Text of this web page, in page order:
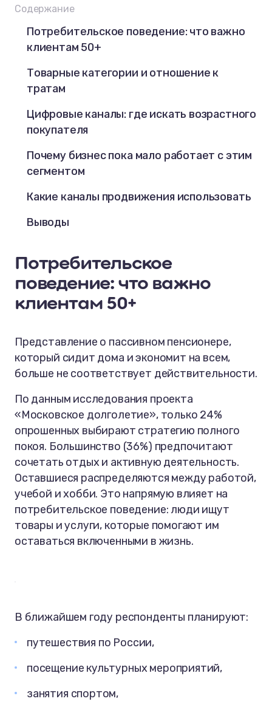
Содержание
Потребительское поведение: что важно
клиентам 50+
Товарные категории и отношение к
тратам
Цифровые каналы: где искать возрастного
покупателя
Почему бизнес пока мало работает с этим
сегментом
Какие каналы продвижения использовать
Выводы
Потребительское
поведение: что важно
клиентам 50+
Представление о пассивном пенсионере,
который сидит дома и экономит на всем,
больше не соответствует действительности.
По данным исследования проекта
«Московское долголетие», только 24%
опрошенных выбирают стратегию полного
покоя. Большинство (36%) предпочитают
сочетать отдых и активную деятельность.
Оставшиеся распределяются между работой,
учебой и хобби. Это напрямую влияет на
потребительское поведение: люди ищут
товары и услуги, которые помогают им
оставаться включенными в жизнь.
В ближайшем году респонденты планируют:
путешествия по России,
посещение культурных мероприятий,
занятия спортом,